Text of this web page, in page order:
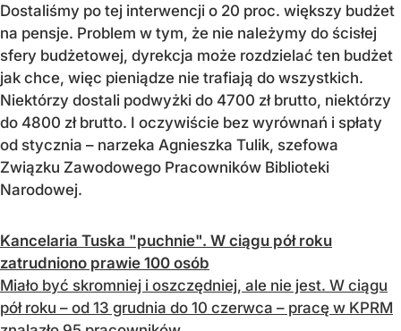
Dostaliśmy po tej interwencji o 20 proc. większy budżet
na pensje. Problem w tym, że nie należymy do ścisłej
sfery budżetowej, dyrekcja może rozdzielać ten budżet
jak chce, więc pieniądze nie trafiają do wszystkich.
Niektórzy dostali podwyżki do 4700 zł brutto, niektórzy
do 4800 zł brutto. I oczywiście bez wyrównań i spłaty
od stycznia – narzeka Agnieszka Tulik, szefowa
Związku Zawodowego Pracowników Biblioteki
Narodowej.
Kancelaria Tuska "puchnie". W ciągu pół roku
zatrudniono prawie 100 osób
Miało być skromniej i oszczędniej, ale nie jest. W ciągu
pół roku – od 13 grudnia do 10 czerwca – pracę w KPRM